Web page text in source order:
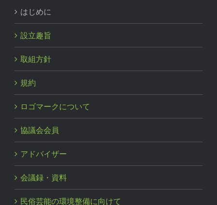
はじめに
設立趣旨
取組方針
規約
ロゴマークについて
協議会会員
アドバイザー
会議録・資料
民俗芸能の環境整備に向けて